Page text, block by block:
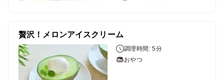
贅沢！メロンアイスクリーム
調理時間: 5分
おやつ